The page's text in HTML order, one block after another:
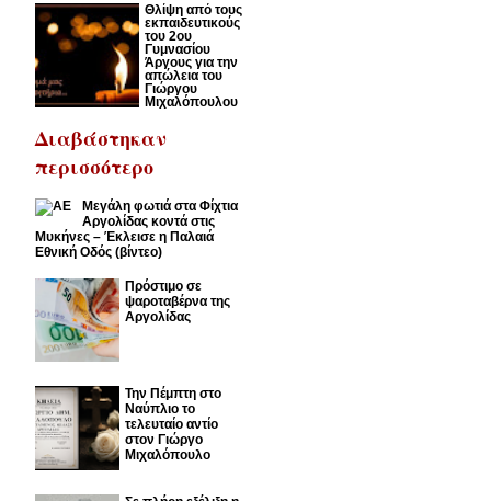
Θλίψη από τους
εκπαιδευτικούς
του 2ου
Γυμνασίου
Άργους για την
απώλεια του
Γιώργου
Μιχαλόπουλου
Διαβάστηκαν
περισσότερο
Μεγάλη φωτιά στα Φίχτια
Αργολίδας κοντά στις
Μυκήνες – Έκλεισε η Παλαιά
Εθνική Οδός (βίντεο)
Πρόστιμο σε
ψαροταβέρνα της
Αργολίδας
Την Πέμπτη στο
Ναύπλιο το
τελευταίο αντίο
στον Γιώργο
Μιχαλόπουλο